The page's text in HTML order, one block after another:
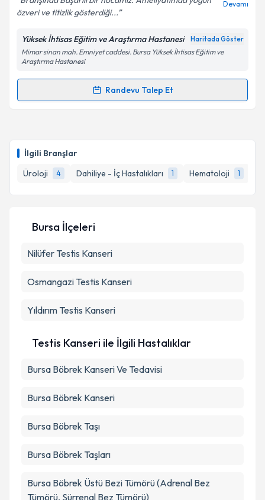
İlgili Branşlar
Üroloji
4 Dahiliye - İç Hastalıkları 1 Hematoloji 1
özveri ve titizlik gösterdiği...
Devamı
Yüksek İhtisas Eğitim ve Araştırma Hastanesi Haritada Göster
Mimar sinan mah. Emniyet caddesi. Bursa Yüksek İhtisas Eğitim ve
Araştırma Hastanesi
Randevu Talep Et
Randevu Takvimi Talebi
takvim hazırlandığında e-posta ile bilgilendireceğiz.
E-posta Adresiniz
Metni'ni okudum ve kişisel verilerimin belirtilen
Bursa İlçeleri
Nilüfer Testis Kanseri
Osmangazi Testis Kanseri
Yıldırım Testis Kanseri
Testis Kanseri ile İlgili Hastalıklar
Bursa Böbrek Kanseri Ve Tedavisi
Bursa Böbrek Kanseri
Bursa Böbrek Taşı
Bursa Böbrek Taşları
Bursa Böbrek Üstü Bezi Tümörü (Adrenal Bez
Tümörü, Sürrenal Bez Tümörü)